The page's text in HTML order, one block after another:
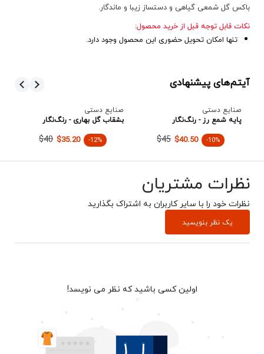
باکس گل شمعی گیاهی و دستساز زیبا و ماندگار.
نکات قابل توجه قبل از خرید محصول:
تنها امکان تحویل حضوری این محصول وجود دارد.
آیتم‌های پیشنهادی
صنایع دستی
پایه شمع رز - رنگ‌نگار
$45 $40.50 -10%
صنایع دستی
بشقاب گل بهاری - رنگ‌نگار
$40 $35.20 -12%
نظرات مشتریان
نظرات خود را با سایر کاربران به اشتراک بگذارید
یک نظر بنویسید
اولین کسی باشید که نظر می نویسد!